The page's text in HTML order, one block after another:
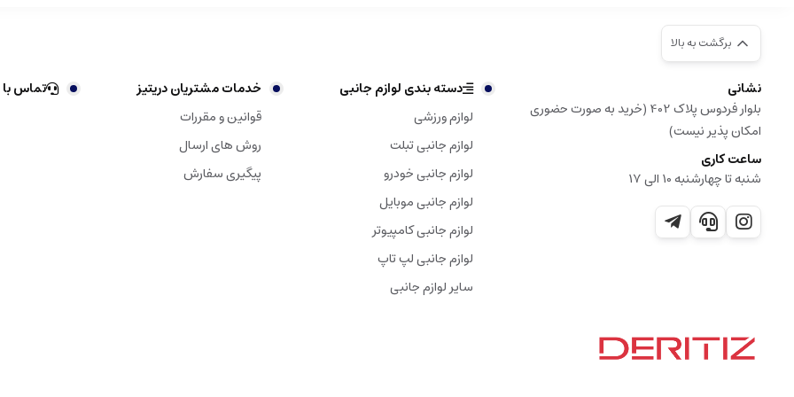
برگشت به بالا
نشانی
بلوار فردوس پلاک 402 (خرید به صورت حضوری
امکان پذیر نیست)
ساعت کاری
شنبه تا چهارشنبه 10 الی 17
دسته بندی لوازم جانبی
لوازم ورزشی
لوازم جانبی تبلت
لوازم جانبی خودرو
لوازم جانبی موبایل
لوازم جانبی کامپیوتر
لوازم جانبی لپ تاپ
سایر لوازم جانبی
خدمات مشتریان دریتیز
قوانین و مقررات
روش های ارسال
پیگیری سفارش
تماس با